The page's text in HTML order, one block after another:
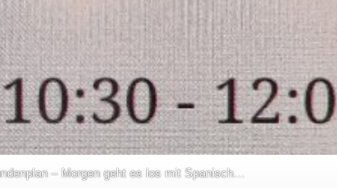
– Morgen geht es los mit Spanisch…